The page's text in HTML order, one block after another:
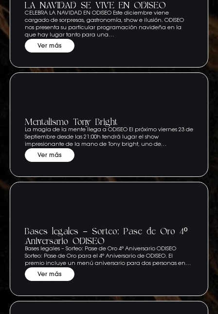
LA NAVIDAD SE VIVE EN ODISEO
CELEBRA LA NAVIDAD EN ODISEO Este diciembre viene
cargado de sorpresas, gastronomía, show e ilusión. ODISEO
nos presenta su particular programación navideña en la
que hay lugar tanto para una…
Ver más
Mentalismo Tony Bright
La magia de la mente llega a ODISEO El próximo viernes 23 de
Septiembre desde las 21:00h tendrá lugar el show
impresionante de la mano de Tony bright, uno de…
Ver más
Bases legales – Sorteo: Pase de Oro 4º
Aniversario ODISEO
Bases legales – Sorteo: Pase de Oro 4º Aniversario ODISEO
Sorteo: Pase de Oro para el 4º Aniversario de ODISEO. El
premio incluye un menú aniversario para dos personas en…
Ver más